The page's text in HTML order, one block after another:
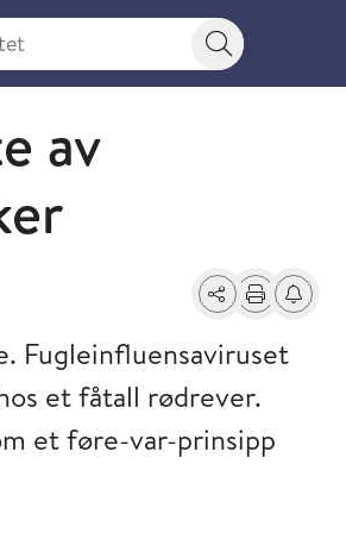
Søkeknapp
av
Del Skriv ut
Få
Fugleinfluensaviruset
et fåtall rødrever.
et føre-var-prinsipp